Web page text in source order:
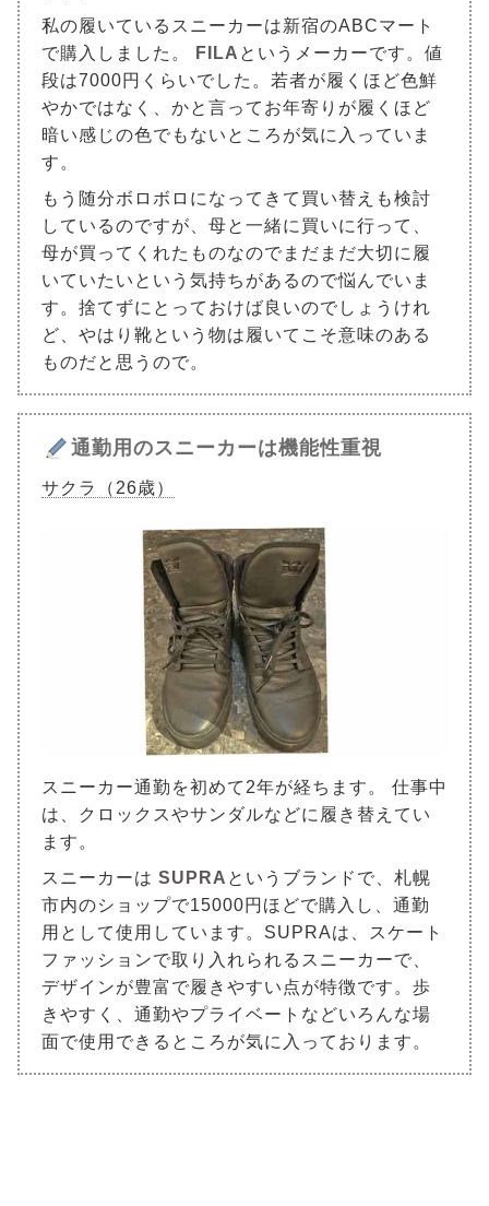
私の履いているスニーカーは新宿のABCマート
で購入しました。
FILA というメーカーです。値
段は7000円くらいでした。若者が履くほど色鮮
やかではなく、かと言ってお年寄りが履くほど
暗い感じの色でもないところが気に入っていま
す。
もう随分ボロボロになってきて買い替えも検討
しているのですが、母と一緒に買いに行って、
母が買ってくれたものなのでまだまだ大切に履
いていたいという気持ちがあるので悩んでいま
す。捨てずにとっておけば良いのでしょうけれ
ど、やはり靴という物は履いてこそ意味のある
ものだと思うので。
通勤用のスニーカーは機能性重視
サクラ（26歳）
スニーカー通勤を初めて2年が経ちます。 仕事中
は、クロックスやサンダルなどに履き替えてい
ます。
スニーカーは SUPRA というブランドで、札幌
市内のショップで15000円ほどで購入し、通勤
用として使用しています。SUPRAは、スケート
ファッションで取り入れられるスニーカーで、
デザインが豊富で履きやすい点が特徴です。歩
きやすく、通勤やプライベートなどいろんな場
面で使用できるところが気に入っております。